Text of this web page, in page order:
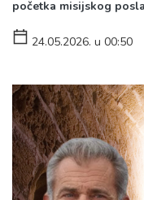
početka misijskog
24.05.2026. u 00:50